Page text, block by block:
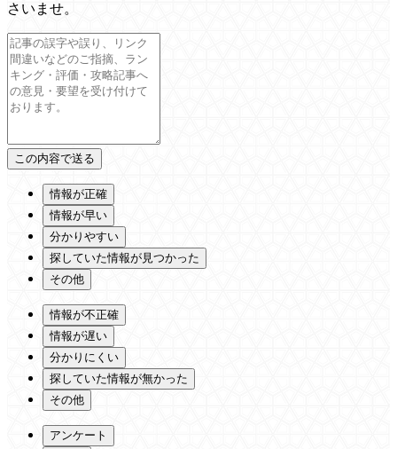
さいませ。
情報が正確
情報が早い
分かりやすい
探していた情報が見つかった
その他
情報が不正確
情報が遅い
分かりにくい
探していた情報が無かった
その他
アンケート